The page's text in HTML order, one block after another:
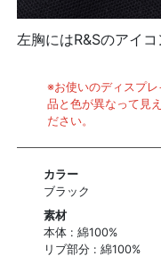
左胸にはR&Sのアイ
※お使いのディスプ
品と色が異なって見
ださい。
カラー
ブラック
素材
本体 : 綿100%
リブ部分 : 綿100%